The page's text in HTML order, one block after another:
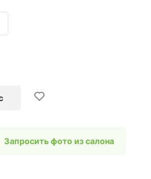
Запросить фото из салона